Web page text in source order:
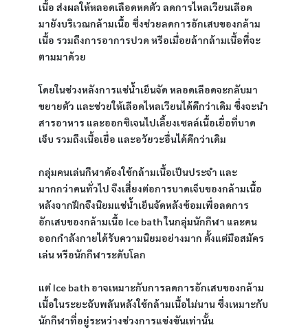
เนื้อ ส่งผลให้หลอดเลือดหดตัว ลดการไหลเวียนเลือด
มายังบริเวณกล้ามเนื้อ ซึ่งช่วยลดการอักเสบของกล้าม
เนื้อ รวมถึงการอาการปวด หรือเมื่อยล้ากล้ามเนื้อที่จะ
ตามมาด้วย
โดยในช่วงหลังการแช่น้ำเย็นจัด หลอดเลือดจะกลับมา
ขยายตัว และช่วยให้เลือดไหลเวียนได้ดีกว่าเดิม ซึ่งจะนำ
สารอาหาร และออกซิเจนไปเลี้ยงเซลล์เนื้อเยื่อที่บาด
เจ็บ รวมถึงเนื้อเยื่อ และอวัยวะอื่นได้ดีกว่าเดิม
กลุ่มคนเล่นกีฬาต้องใช้กล้ามเนื้อเป็นประจำ และ
มากกว่าคนทั่วไป จึงเสี่ยงต่อการบาดเจ็บของกล้ามเนื้อ
หลังจากฝึกจึงนิยมแช่น้ำเย็นจัดหลังซ้อมเพื่อลดการ
อักเสบของกล้ามเนื้อ Ice bath ในกลุ่มนักกีฬา และคน
ออกกำลังกายได้รับความนิยมอย่างมาก ตั้งแต่มือสมัคร
เล่น หรือนักกีฬาระดับโลก
แต่ Ice bath อาจเหมาะกับการลดการอักเสบของกล้าม
เนื้อในระยะฉับพลันหลังใช้กล้ามเนื้อไม่นาน ซึ่งเหมาะกับ
นักกีฬาที่อยู่ระหว่างช่วงการแข่งขันเท่านั้น